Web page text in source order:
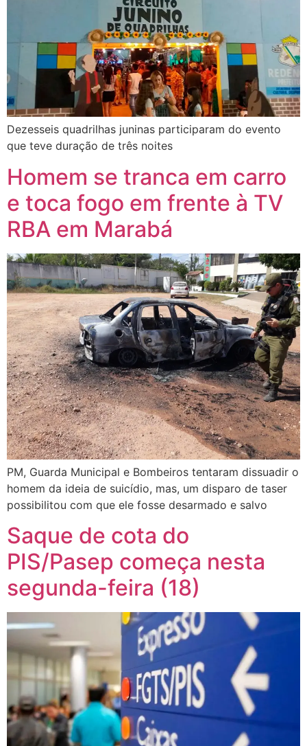
Dezesseis quadrilhas juninas participaram do evento
que teve duração de três noites
Homem se tranca em carro
e toca fogo em frente à TV
RBA em Marabá
PM, Guarda Municipal e Bombeiros tentaram dissuadir o
homem da ideia de suicídio, mas, um disparo de taser
possibilitou com que ele fosse desarmado e salvo
Saque de cota do
PIS/Pasep começa nesta
segunda-feira (18)